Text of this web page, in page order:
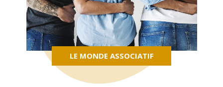
LE MONDE ASSOCIATIF